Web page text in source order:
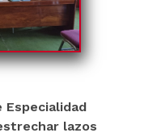
Especialidad
lazos